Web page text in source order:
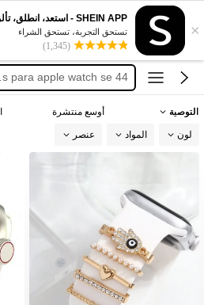
×
SHEIN APP - استعد، انطلق، تألق بالأناقة!
تستحق التجربة، تستحق الشراء
(1,345)
bracelet pour montre
apple watch gold charms
apple watch gold charms
التوصية أوسع منتشرة
لون المواد عنصر